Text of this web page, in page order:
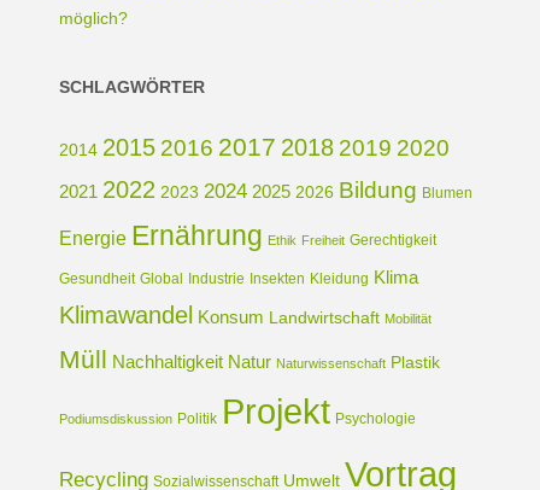
möglich?
SCHLAGWÖRTER
2014 2015 2016 2017 2018 2019 2020
2021 2022 2023 2024 2025 2026 Bildung Blumen
Energie Ernährung Ethik Freiheit Gerechtigkeit
Gesundheit Global Industrie Insekten Kleidung Klima
Klimawandel Konsum Landwirtschaft Mobilität
Müll Nachhaltigkeit Natur Naturwissenschaft Plastik
Podiumsdiskussion Politik Projekt Psychologie
Recycling Sozialwissenschaft Umwelt Vortrag